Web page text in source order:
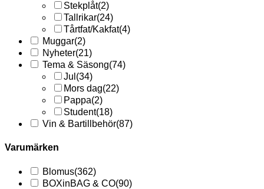
Stekplåt(2)
Tallrikar(24)
Tårtfat/Kakfat(4)
Muggar(2)
Nyheter(21)
Tema & Säsong(74)
Jul (34)
Mors dag(22)
Pappa(2)
Student(18)
Vin & Bartillbehör(87)
Varumärken
Blomus(362)
BOXinBAG & CO(90)